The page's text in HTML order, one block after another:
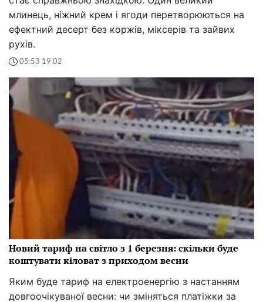
млинець, ніжний крем і ягоди перетворюються на
ефектний десерт без коржів, міксерів та зайвих
рухів.
05:53 19.02
Новий тариф на світло з 1 березня: скільки буде
коштувати кіловат з приходом весни
Яким буде тариф на електроенергію з настанням
довгоочікуваної весни: чи зміняться платіжки за